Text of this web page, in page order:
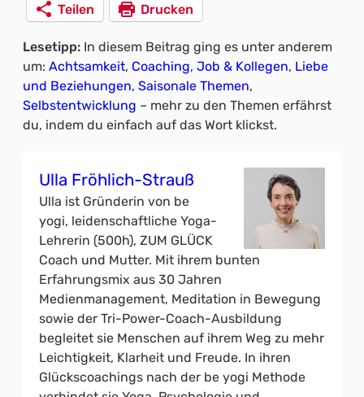
Teilen Drucken
Lesetipp: In diesem Beitrag ging es unter anderem
um: Achtsamkeit, Coaching, Job & Kollegen, Liebe
und Beziehungen, Saisonale Themen
Selbstentwicklung – mehr zu den Themen erfährst
du, indem du einfach auf das Wort klickst.
Ulla Fröhlich-Strauß
Ulla ist Gründerin von be
yogi, leidenschaftliche Yoga-
Lehrerin (500h), ZUM GLÜCK
Coach und Mutter. Mit ihrem bunten
Erfahrungsmix aus 30 Jahren
Medienmanagement, Meditation in Bewegung
sowie der Tri-Power-Coach-Ausbildung
begleitet sie Menschen auf ihrem Weg zu mehr
Leichtigkeit, Klarheit und Freude. In ihren
Glückscoachings nach der be yogi Methode